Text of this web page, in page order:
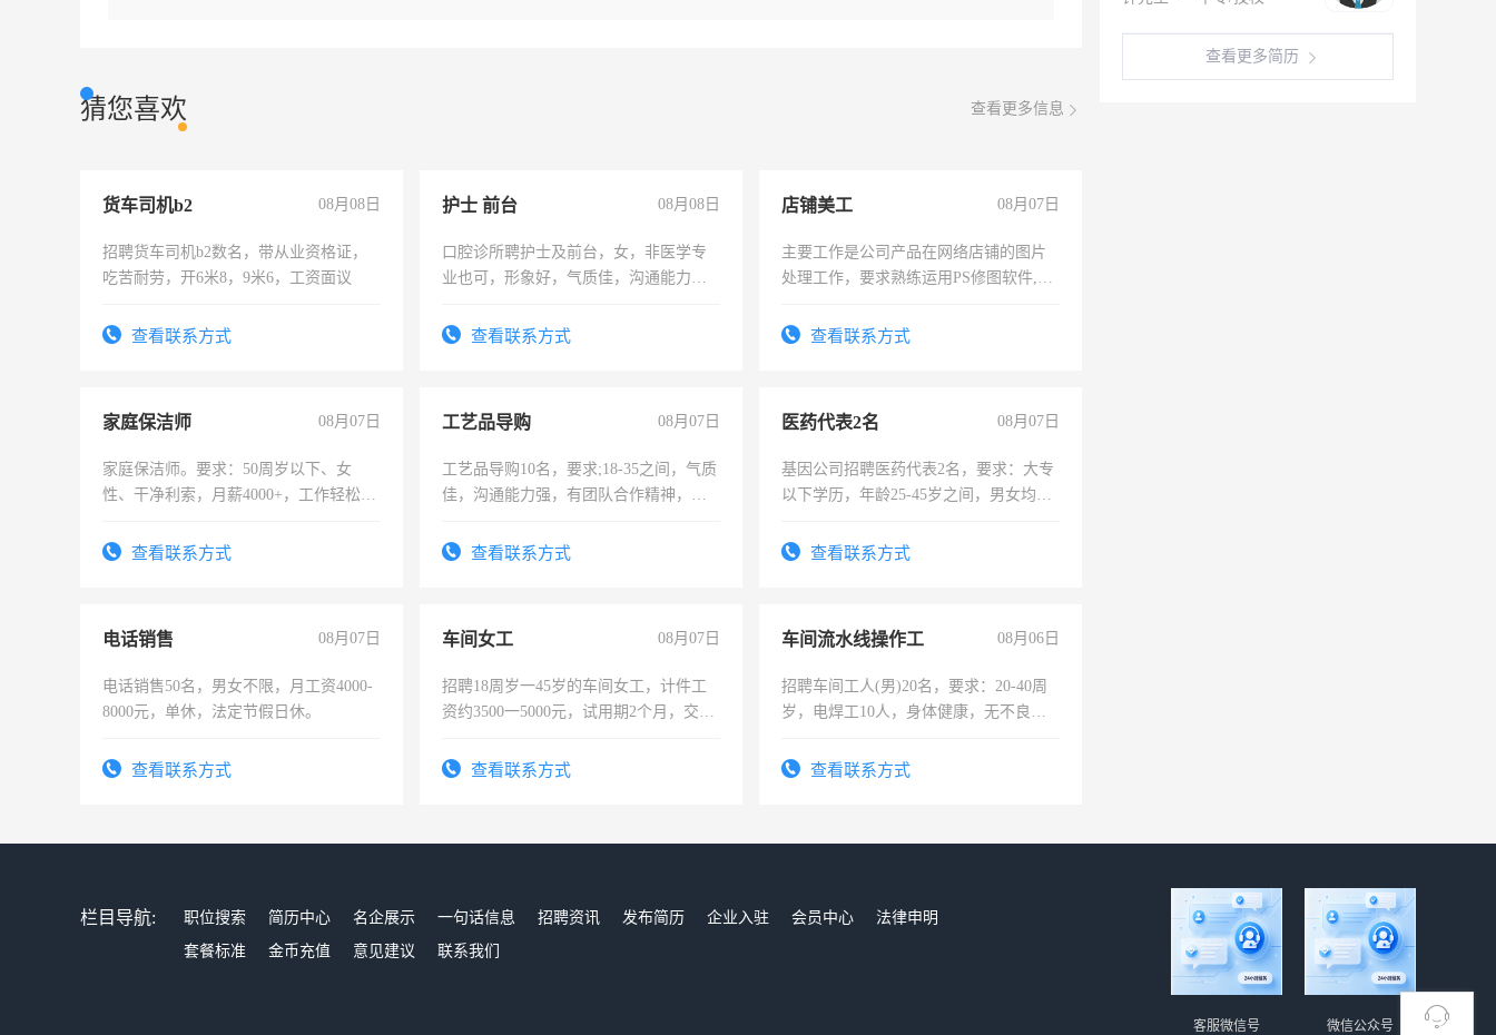
猜您喜欢 查看更多信息
货车司机b2 08月08日
招聘货车司机b2数名，带从业资格证，
吃苦耐劳，开6米8，9米6，工资面议
查看联系方式
护士 前台 08月08日
口腔诊所聘护士及前台，女，非医学专
业也可，形象好，气质佳，沟通能力
查看联系方式
店铺美工 08月07日
主要工作是公司产品在网络店铺的图片
处理工作，要求熟练运用PS修图软件,工
查看联系方式
家庭保洁师 08月07日
家庭保洁师。要求：50周岁以下、女
性、干净利索，月薪4000+，工作轻松，
太太等。查看联系方式
工艺品导购 08月07日
工艺品导购10名，要求;18-35之间，气质
佳，沟通能力强，有团队合作精神，有
查看联系方式
医药代表2名 08月07日
基因公司招聘医药代表2名，要求：大专
以下学历，年龄25-45岁之间，男女均
表或者有医学资质的优先，底薪+绩效，
查看联系方式
电话销售 08月07日
电话销售50名，男女不限，月工资4000-
8000元，单休，法定节假日休。
查看联系方式
车间女工 08月07日
招聘18周岁一45岁的车间女工，计件工
资约3500一5000元，试用期2个月，交五
查看联系方式
车间流水线操作工 08月06日
招聘车间工人(男)20名，要求：20-40周
岁，电焊工10人，身体健康，无不良嗜
宿，免费发放劳保用品，两班倒，每月
查看联系方式
查看更多简历
栏目导航: 职位搜索 简历中心 名企展示 一句话信息 招聘资讯 发布简历 企业入驻 会员中心
法律申明
套餐标准
金币充值 意见建议 联系我们
微信公众号
客服微信号